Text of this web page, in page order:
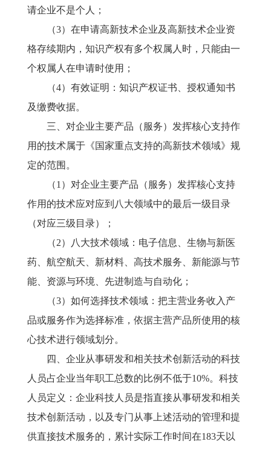
请企业不是个人；
（3）在申请高新技术企业及高新技术企业资
格存续期内，知识产权有多个权属人时，只能由一
个权属人在申请时使用；
（4）有效证明：知识产权证书、授权通知书
及缴费收据。
三、对企业主要产品（服务）发挥核心支持作
用的技术属于《国家重点支持的高新技术领域》规
定的范围。
（1）对企业主要产品（服务）发挥核心支持
作用的技术应对应到八大领域中的最后一级目录
（对应三级目录）；
（2）八大技术领域：电子信息、生物与新医
药、航空航天、新材料、高技术服务、新能源与节
能、资源与环境、先进制造与自动化；
（3）如何选择技术领域：把主营业务收入产
品或服务作为选择标准，依据主营产品所使用的核
心技术进行领域划分。
四、企业从事研发和相关技术创新活动的科技
人员占企业当年职工总数的比例不低于10%。 科技
人员定义：企业科技人员是指直接从事研发和相关
技术创新活动，以及专门从事上述活动的管理和提
供直接技术服务的，累计实际工作时间在183天以